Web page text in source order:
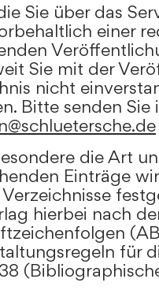
Sie über das
einer
Sie mit der
nicht
Bitte senden Sie
die Art
Einträge
hierbei nach
für